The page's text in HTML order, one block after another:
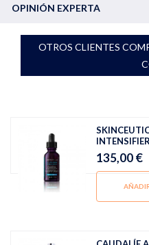
OPINIÓN EXPERTA
OTROS CLIENTES
135,00 €